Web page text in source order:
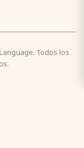
Todos los